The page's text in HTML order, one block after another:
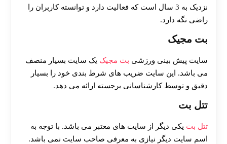
نزدیک به 3 سال است که فعالیت دارد و توانسته کاربران را
راضی نگه دارد.
بت مجیک
سایت پیش بینی ورزشی بت مجیک یک سایت بسیار منصف
می باشد. این سایت ضریب های شرط بندی خود را بسیار
دقیق و توسط کارشناسانی برجسته ارائه می دهد.
تتل بت
تتل بت یکی دیگر از سایت های معتبر می باشد. با توجه به
اسم سایت دیگر نیازی به معرفی صاحب سایت نمی باشد.